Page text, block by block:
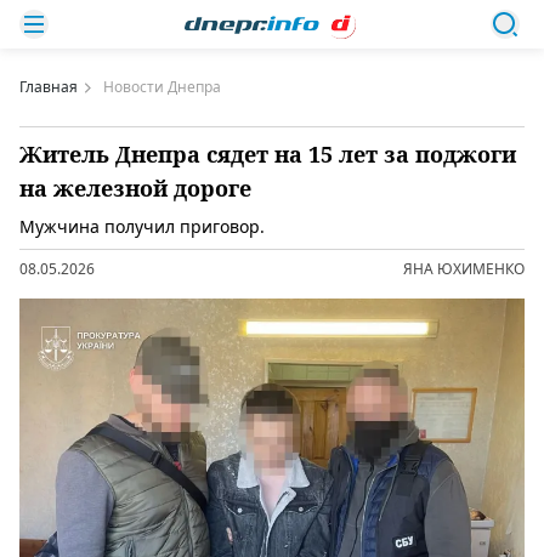
Главная Новости Днепра
Житель Днепра сядет на 15 лет за поджоги
на железной дороге
Мужчина получил приговор.
08.05.2026 ЯНА ЮХИМЕНКО